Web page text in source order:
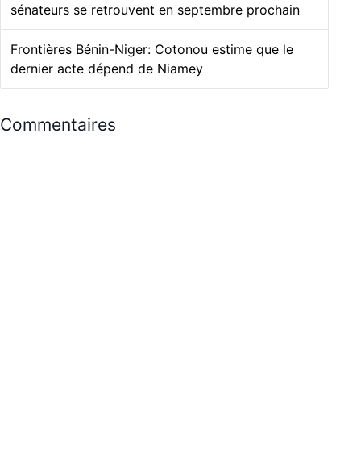
sénateurs se retrouvent en septembre prochain
Frontières Bénin-Niger: Cotonou estime que le
dernier acte dépend de Niamey
Commentaires